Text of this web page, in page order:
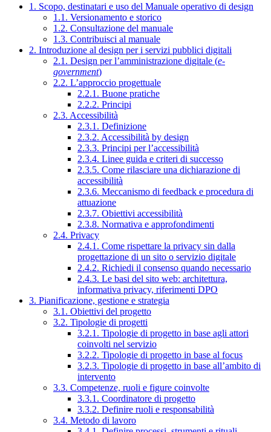
1. Scopo, destinatari e uso del Manuale operativo di design
1.1. Versionamento e storico
1.2. Consultazione del manuale
1.3. Contribuisci al manuale
2. Introduzione al design per i servizi pubblici digitali
2.1. Design per l’amministrazione digitale (e-
government)
2.2. L’approccio progettuale
2.2.1. Buone pratiche
2.2.2. Principi
2.3. Accessibilità
2.3.1. Definizione
2.3.2. Accessibilità by design
2.3.3. Principi per l’accessibilità
2.3.4. Linee guida e criteri di successo
2.3.5. Come rilasciare una dichiarazione di
accessibilità
2.3.6. Meccanismo di feedback e procedura di
attuazione
2.3.7. Obiettivi accessibilità
2.3.8. Normativa e approfondimenti
2.4. Privacy
2.4.1. Come rispettare la privacy sin dalla
progettazione di un sito o servizio digitale
2.4.2. Richiedi il consenso quando necessario
2.4.3. Le basi del sito web: architettura,
informativa privacy, riferimenti DPO
3. Pianificazione, gestione e strategia
3.1. Obiettivi del progetto
3.2. Tipologie di progetti
3.2.1. Tipologie di progetto in base agli attori
coinvolti nel servizio
3.2.2. Tipologie di progetto in base al focus
3.2.3. Tipologie di progetto in base all’ambito di
intervento
3.3. Competenze, ruoli e figure coinvolte
3.3.1. Coordinatore di progetto
3.3.2. Definire ruoli e responsabilità
3.4. Metodo di lavoro